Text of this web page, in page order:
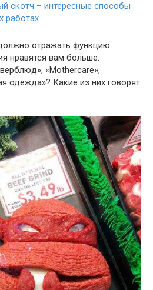
скотч – интересные способы
работах
отражать функцию
нравятся вам больше:
«Mothercare»,
одежда»? Какие из них говорят